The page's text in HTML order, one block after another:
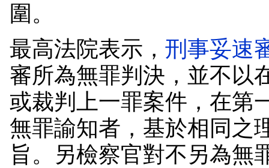
圍。
最高法院表示， 刑事妥速
審所為無罪判決，並不以
或裁判上一罪案件，在第
無罪諭知者，基於相同之
旨。另檢察官對不另為無